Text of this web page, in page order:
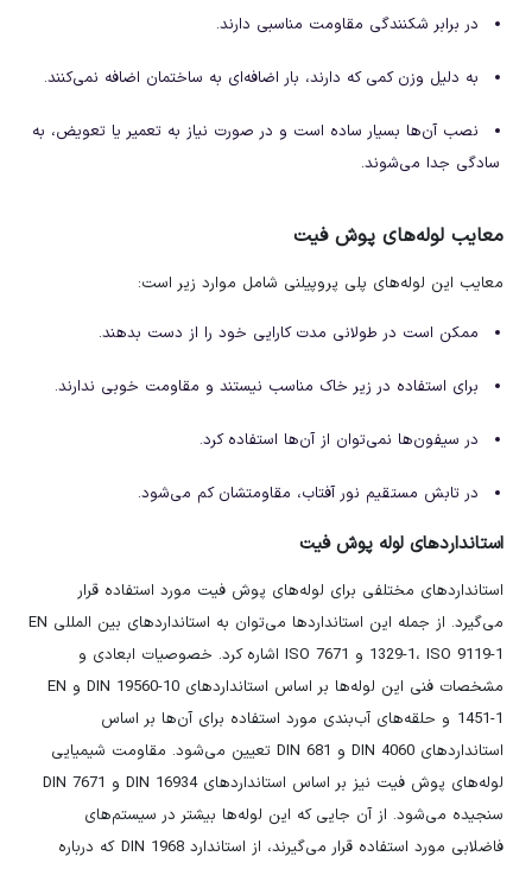
در برابر شکنندگی مقاومت مناسبی دارند.
به دلیل وزن کمی که دارند، بار اضافه‌ای به ساختمان اضافه نمی‌کنند.
نصب آن‌ها بسیار ساده است و در صورت نیاز به تعمیر یا تعویض، به
سادگی جدا می‌شوند.
معایب لوله‌های پوش فیت
معایب این لوله‌های پلی پروپیلنی شامل موارد زیر است:
ممکن است در طولانی مدت کارایی خود را از دست بدهند.
برای استفاده در زیر خاک مناسب نیستند و مقاومت خوبی ندارند.
در سیفون‌ها نمی‌توان از آن‌ها استفاده کرد.
در تابش مستقیم نور آفتاب، مقاومتشان کم می‌شود.
استانداردهای لوله پوش فیت
استانداردهای مختلفی برای لوله‌های پوش فیت مورد استفاده قرار
می‌گیرد. از جمله این استانداردها می‌توان به استانداردهای بین المللی EN
1329-1، ISO 9119-1 و ISO 7671 اشاره کرد. خصوصیات ابعادی و
مشخصات فنی این لوله‌ها بر اساس استانداردهای DIN 19560-10 و EN
1451-1 و حلقه‌های آب‌بندی مورد استفاده برای آن‌ها بر اساس
استانداردهای DIN 4060 و DIN 681 تعیین می‌شود. مقاومت شیمیایی
لوله‌های پوش فیت نیز بر اساس استانداردهای DIN 16934 و DIN 7671
سنجیده می‌شود. از آن جایی که این لوله‌ها بیشتر در سیستم‌های
فاضلابی مورد استفاده قرار می‌گیرند، از استاندارد DIN 1968 که درباره